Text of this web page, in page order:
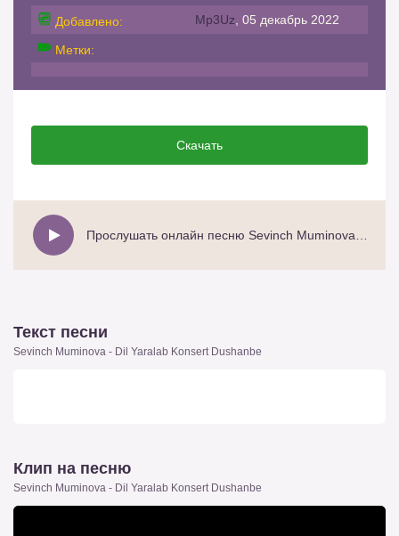
Добавлено: Mp3Uz , 05 декабрь 2022
Метки:
Скачать
Текст песни
Sevinch Muminova - Dil Yaralab Konsert Dushanbe
Клип на песню
Sevinch Muminova - Dil Yaralab Konsert Dushanbe